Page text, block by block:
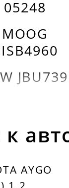
05248
MOOG
JBU739
AYGO
1.2